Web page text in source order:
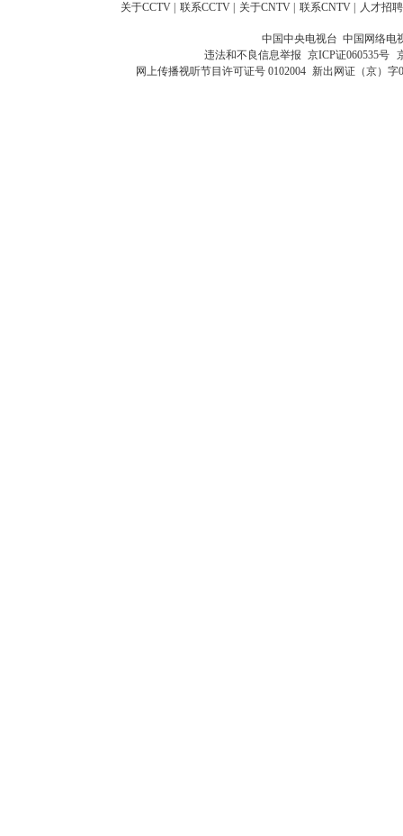
关于CCTV 联系CCTV 关于CNTV 联系CNTV 人才招聘
中国中央电视台 中国网络电
违法和不良信息举报 京ICP证060535号
网上传播视听节目许可证号 0102004 新出网证（京）